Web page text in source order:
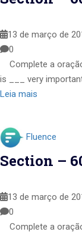
13 de março de
0
Complete a
is ___ very
Leia mais
Fluence
Section –
13 de março de
0
Complete a